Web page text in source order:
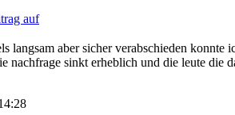
auf
langsam aber sicher verabschieden
nachfrage sinkt erheblich und die leute die